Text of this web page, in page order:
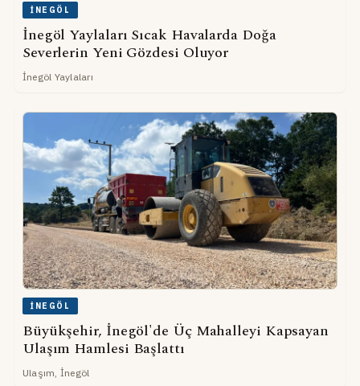
İNEGÖL
İnegöl Yaylaları Sıcak Havalarda Doğa
Severlerin Yeni Gözdesi Oluyor
İnegöl Yaylaları
İNEGÖL
Büyükşehir, İnegöl'de Üç Mahalleyi Kapsayan
Ulaşım Hamlesi Başlattı
Ulaşım, İnegöl